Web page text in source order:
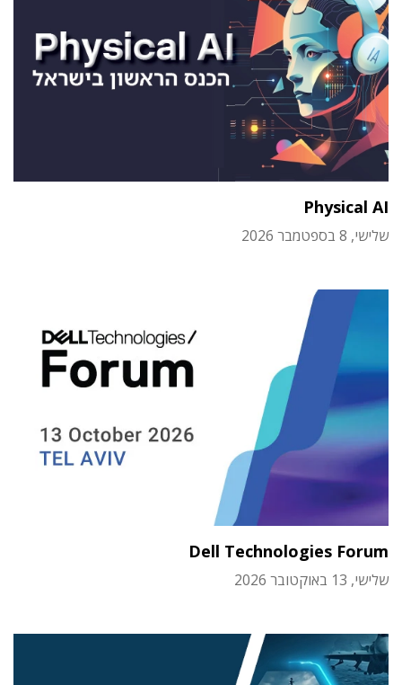
Physical AI
שלישי, 8 בספטמבר 2026
Dell Technologies Forum
שלישי, 13 באוקטובר 2026